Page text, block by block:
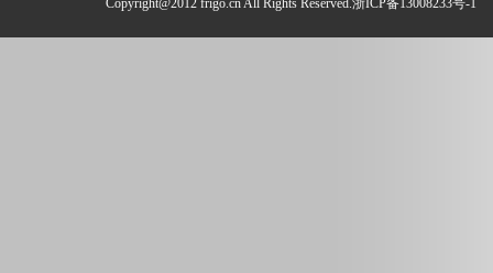
Copyright@2012 frigo.cn All Rights Reserved.浙ICP备13008233号-1